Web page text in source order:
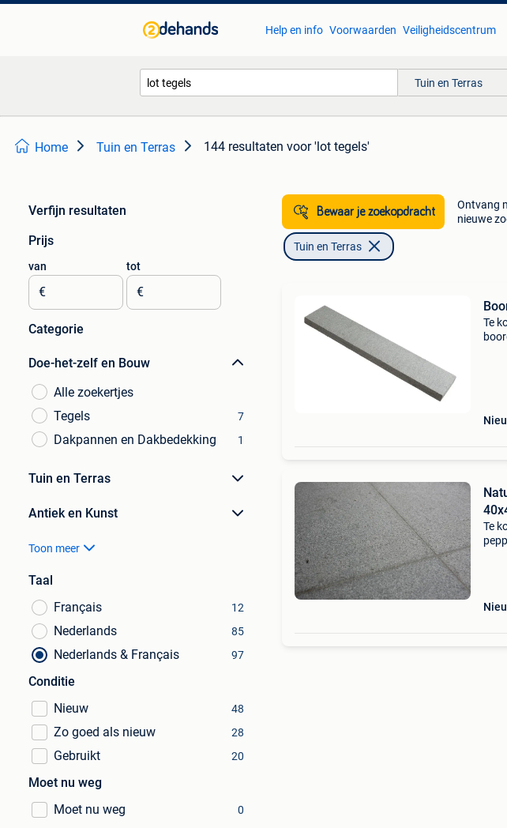
Help en info Voorwaarden Veiligheidscentrum
Tuin en Terras
Home Tuin en Terras 144 resultaten voor 'lot tegels'
Verfijn resultaten
Prijs
van
€
tot
€
Categorie
Doe-het-zelf en Bouw
Alle zoekertjes
Tegels
7
Dakpannen en Dakbedekking 1
Tuin en Terras
Antiek en Kunst
Toon meer
Taal
Français
12
Nederlands 85
Nederlands & Français 97
Conditie
Nieuw
48
Zo goed als nieuw 28
Gebruikt 20
Moet nu weg
Moet nu weg
0
Bewaar je zoekopdracht
Ontvang
nieuwe
Tuin en Terras
Te
Te